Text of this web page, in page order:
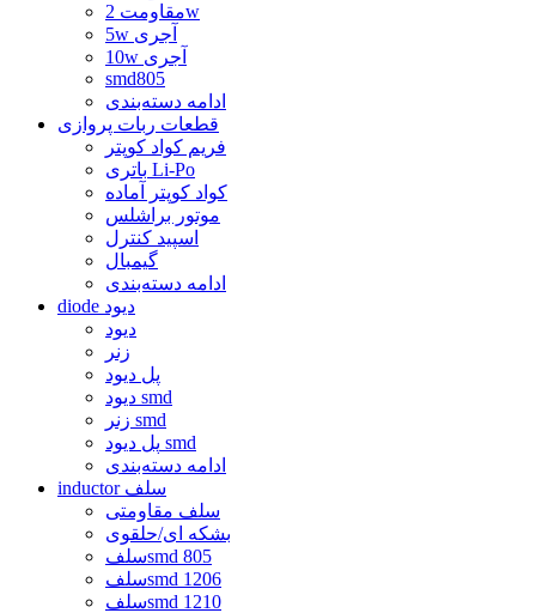
مقاومت 2w
5w آجری
10w آجری
smd805
ادامه دسته‌بندی
قطعات ربات پروازی
فریم کواد کوپتر
باتری Li-Po
کواد کوپتر آماده
موتور براشلس
اسپید کنترل
گیمبال
ادامه دسته‌بندی
diode دیود
دیود
زنر
پل دیود
دیود smd
زنر smd
پل دیود smd
ادامه دسته‌بندی
inductor سلف
سلف مقاومتی
بشکه ای/حلقوی
سلفsmd 805
سلفsmd 1206
سلفsmd 1210